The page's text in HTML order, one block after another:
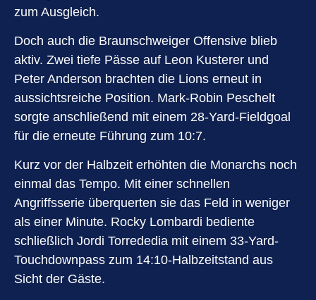
zum Ausgleich.
Doch auch die Braunschweiger Offensive blieb
aktiv. Zwei tiefe Pässe auf Leon Kusterer und
Peter Anderson brachten die Lions erneut in
aussichtsreiche Position. Mark-Robin Peschelt
sorgte anschließend mit einem 28-Yard-Fieldgoal
für die erneute Führung zum 10:7.
Kurz vor der Halbzeit erhöhten die Monarchs noch
einmal das Tempo. Mit einer schnellen
Angriffsserie überquerten sie das Feld in weniger
als einer Minute. Rocky Lombardi bediente
schließlich Jordi Torrededia mit einem 33-Yard-
Touchdownpass zum 14:10-Halbzeitstand aus
Sicht der Gäste.